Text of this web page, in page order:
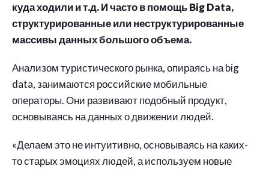
куда ходили и т.д. И часто в помощь Big Data,
структурированные или неструктурированные
массивы данных большого объема.
Анализом туристического рынка, опираясь на big
data, занимаются российские мобильные
операторы. Они развивают подобный продукт,
основываясь на данных о движении людей.
«Делаем это не интуитивно, основываясь на каких-
то старых эмоциях людей, а используем новые